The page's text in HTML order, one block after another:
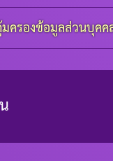
ครองข้อมูลส่วนบุค